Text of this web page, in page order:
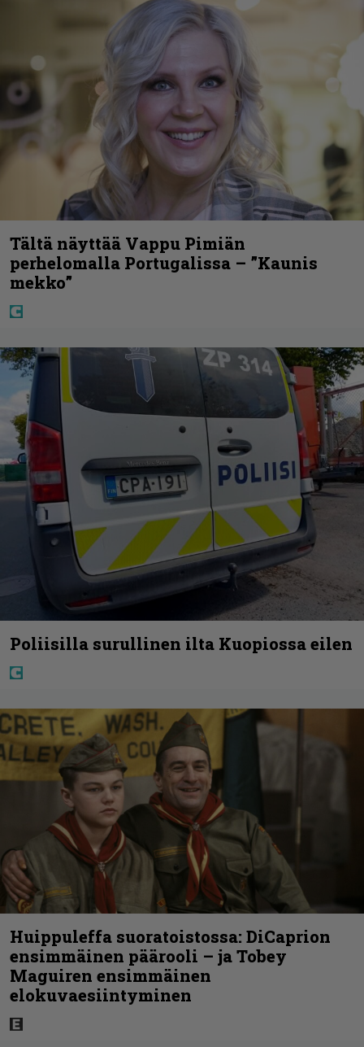
Tältä näyttää Vappu Pimiän
perhelomalla Portugalissa – ”Kaunis
mekko”
Poliisilla surullinen ilta Kuopiossa eilen
Huippuleffa suoratoistossa: DiCaprion
ensimmäinen päärooli – ja Tobey
Maguiren ensimmäinen
elokuvaesiintyminen